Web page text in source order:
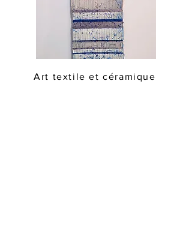
Art textile et céramique